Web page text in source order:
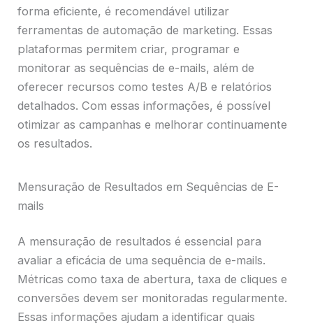
forma eficiente, é recomendável utilizar
ferramentas de automação de marketing. Essas
plataformas permitem criar, programar e
monitorar as sequências de e-mails, além de
oferecer recursos como testes A/B e relatórios
detalhados. Com essas informações, é possível
otimizar as campanhas e melhorar continuamente
os resultados.
Mensuração de Resultados em Sequências de E-
mails
A mensuração de resultados é essencial para
avaliar a eficácia de uma sequência de e-mails.
Métricas como taxa de abertura, taxa de cliques e
conversões devem ser monitoradas regularmente.
Essas informações ajudam a identificar quais